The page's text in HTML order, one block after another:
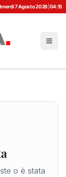
7 Agosto 2026 04:15
o è stata